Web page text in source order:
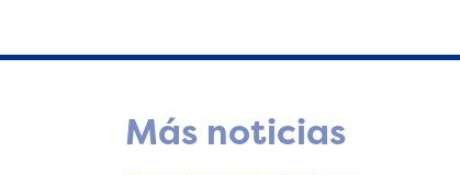
Más noticias